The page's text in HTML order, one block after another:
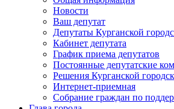
Новости
Ваш депутат
Депутаты Курганской
Кабинет депутата
График приема депутатов
Постоянные депутатские
Решения Курганской
Интернет-приемная
Собрание граждан по